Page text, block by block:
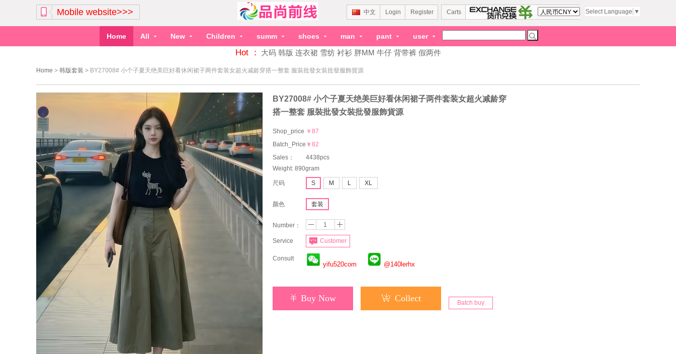
Mobile website>>> Select Language ▼
Carts
中文 Login Register
Home All New Children summ shoes man pant user
Hot ： 大码 韩版 连衣裙 雪纺 衬衫 胖MM 牛仔 背带裤 假两件
Home > 韩版套装 > BY27008# 小个子夏天绝美巨好看休闲裙子两件套装女超火减龄穿搭一整套 服裝批發女裝批發服飾貨源
BY27008# 小个子夏天绝美巨好看休闲裙子两件套装女超火减龄穿
搭一整套 服裝批發女裝批發服飾貨源
Shop_price ￥87
Batch_Price：￥82
Sales：
4438pcs
Weight: 890gram
尺码 S M L XL
颜色 套装
Number：
Service Customer
Consult
yifu520com @140lerhx
Buy Now Collect Batch buy